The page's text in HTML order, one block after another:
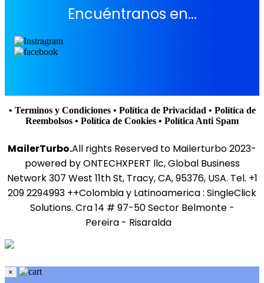
Encuéntranos en...
• Terminos y Condiciones • Política de Privacidad • Política de
Reembolsos • Política de Cookies • Política Anti Spam
MailerTurbo.All rights Reserved to Mailerturbo 2023-
powered by ONTECHXPERT llc, Global Business
Network 307 West 11th St, Tracy, CA, 95376, USA. Tel. +1
209 2294993 ++Colombia y Latinoamerica : SingleClick
Solutions. Cra 14 # 97-50 Sector Belmonte -
Pereira - Risaralda
×